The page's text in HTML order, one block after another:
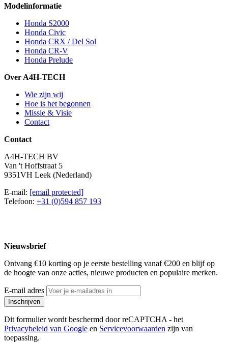
Modelinformatie
Honda S2000
Honda Civic
Honda CRX / Del Sol
Honda CR-V
Honda Prelude
Over A4H-TECH
Wie zijn wij
Hoe is het begonnen
Missie & Visie
Contact
Contact
A4H-TECH BV
Van 't Hoffstraat 5
9351VH Leek (Nederland)
E-mail: [email protected]
Telefoon: +31 (0)594 857 193
Nieuwsbrief
Ontvang €10 korting op je eerste bestelling vanaf €200 en blijf op
de hoogte van onze acties, nieuwe producten en populaire merken.
E-mail adres
Inschrijven
Dit formulier wordt beschermd door reCAPTCHA - het
Privacybeleid van Google en Servicevoorwaarden zijn van
toepassing.